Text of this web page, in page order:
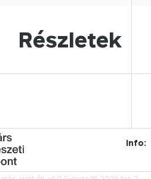
Részletek
Info: